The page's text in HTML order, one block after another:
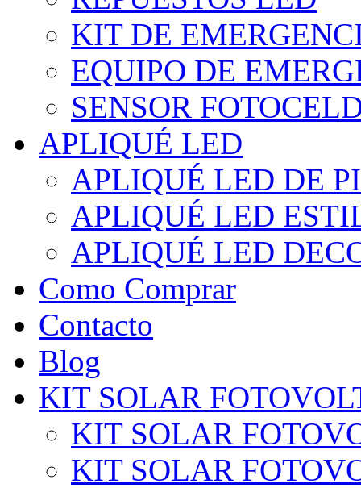
KIT DE
EQUIPO DE
SENSOR
APLIQUÉ LED
APLIQUÉ LED DE
APLIQUÉ LED
APLIQUÉ LED
Como Comprar
Contacto
Blog
KIT SOLAR
KIT SOLAR
KIT SOLAR